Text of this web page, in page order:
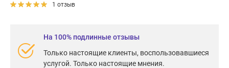
1 отзыв
На 100% подлинные отзывы
Только настоящие клиенты, воспользовавшиеся
услугой. Только настоящие мнения.